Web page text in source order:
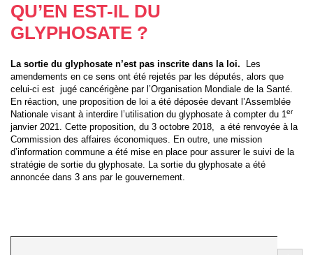
QU’EN EST-IL DU
GLYPHOSATE ?
La sortie du glyphosate n’est pas inscrite dans la loi. Les
amendements en ce sens ont été rejetés par les députés, alors que
celui-ci est jugé cancérigène par l’Organisation Mondiale de la Santé.
En réaction, une proposition de loi a été déposée devant l’Assemblée
Nationale visant à interdire l’utilisation du glyphosate à compter du 1er
janvier 2021. Cette proposition, du 3 octobre 2018, a été renvoyée à la
Commission des affaires économiques. En outre, une mission
d’information commune a été mise en place pour assurer le suivi de la
stratégie de sortie du glyphosate. La sortie du glyphosate a été
annoncée dans 3 ans par le gouvernement.
Search
Search Button